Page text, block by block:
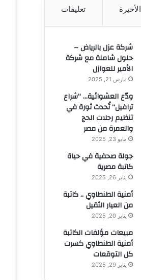
الأخيرة تعليقات
شركة عزل بالرياض –
حلول شاملة مع شركة
الأمير للعوازل
مارس 21, 2025
ودّع العشوائية… “شراع
ترافيل” تُحدث ثورة في
تنظيم رحلات الحج
والعمرة من مصر
مايو 23, 2025
جولة صحفية في حياة
كاتبة مصرية
يناير 26, 2025
أمنية الطنطاوي .. كاتبة
من العيار الثقيل
يناير 20, 2025
مبيعات مؤلفات الكاتبة
أمنية الطنطاوي كسرت
كل التوقعات
يناير 29, 2025